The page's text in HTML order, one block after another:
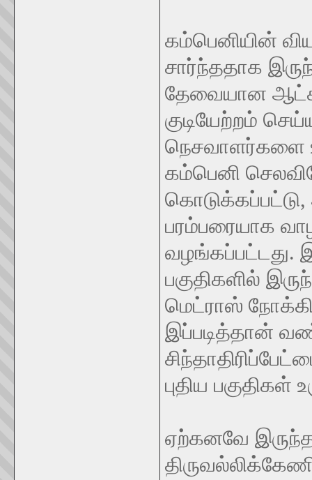
கம்பெனியின்
சார்ந்ததாக
தேவையான
குடியேற்றம்
நெசவாளர்களை
கம்பெனி
பரம்பரையாக
வழங்கப்பட்டது.
பகுதிகளில்
மெட்ராஸ்
இப்படித்தான்
புதிய பகுதிகள்
ஏற்கனவே இருந்த